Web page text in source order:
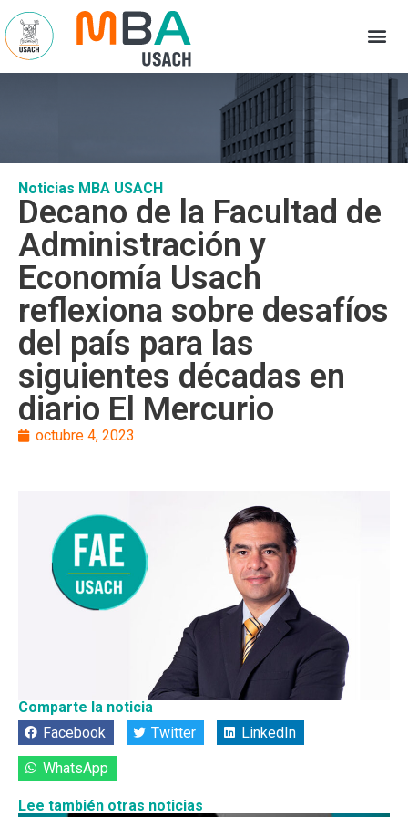
Noticias MBA USACH
Decano de la Facultad de
Administración y
Economía Usach
reflexiona sobre desafíos
del país para las
siguientes décadas en
diario El Mercurio
octubre 4, 2023
Comparte la noticia
Facebook
Twitter LinkedIn
WhatsApp
Lee también otras noticias